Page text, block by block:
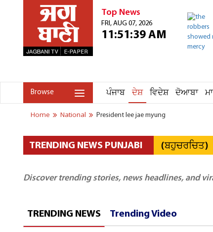
Top News
FRI, AUG 07, 2026
11:51:39 AM
Browse ਪੰਜਾਬ ਦੇਸ਼ ਵਿਦੇਸ਼ ਦੋਆਬਾ
Home National President lee jae myung
TRENDING NEWS PUNJABI (ਬਹੁਚਰਚਿਤ)
Discover trending stories, news headlines, and
TRENDING NEWS Trending Video